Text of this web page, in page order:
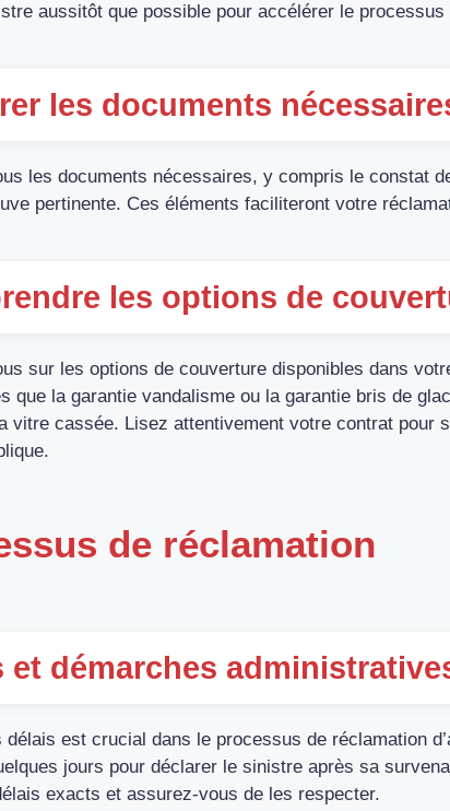
aussitôt que possible pour accélérer le processus
les documents
les documents nécessaires, y compris le constat
pertinente. Ces éléments faciliteront votre
les options de
sur les options de couverture disponibles dans
que la garantie vandalisme ou la garantie bris de
vitre cassée. Lisez attentivement votre contrat pour
de réclamation
et démarches
délais est crucial dans le processus de réclamation
jours pour déclarer le sinistre après sa
exacts et assurez-vous de les respecter.